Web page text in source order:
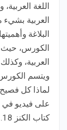
اللغة
العربية بشيء
البلاغة
الكورس، حيث
العربية،
ويتسم الكورس
لماذا كل
على فيديو في
كتاب الكنز 18.